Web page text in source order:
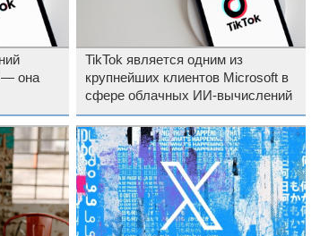
— она
TikTok является одним из
крупнейших клиентов Microsoft в
сфере облачных ИИ-вычислений